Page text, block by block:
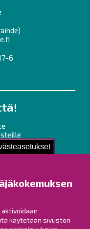
käytetään sivuston
6